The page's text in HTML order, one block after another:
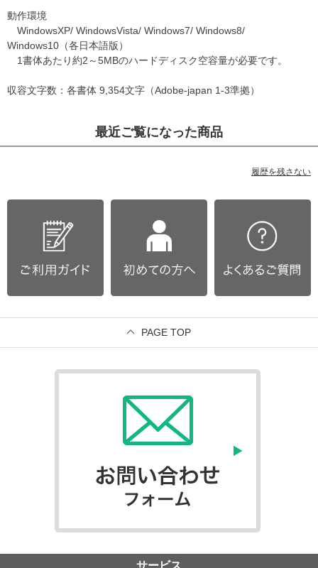
動作環境
WindowsXP/ WindowsVista/ Windows7/ Windows8/
Windows10（各日本語版）
1書体あたり約2～5MBのハードディスク空容量が必要です。
収容文字数：各書体 9,354文字（Adobe-japan 1-3準拠）
最近ご覧になった商品
履歴を残さない
PAGE TOP
サービス